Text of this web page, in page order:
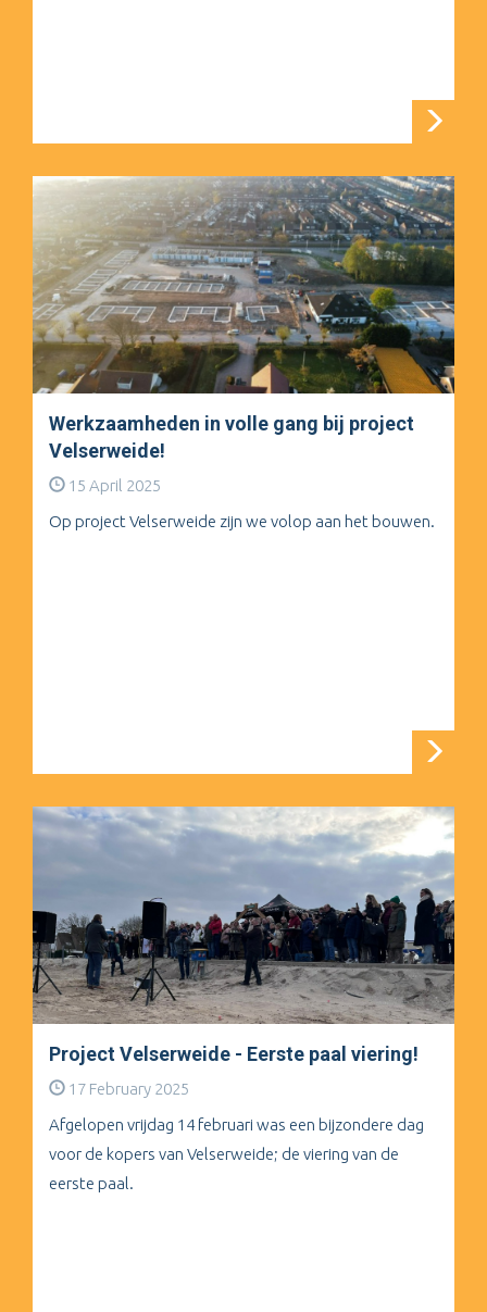
Werkzaamheden in volle gang bij project
Velserweide!
15 April 2025
Op project Velserweide zijn we volop aan het bouwen.
Project Velserweide - Eerste paal viering!
17 February 2025
Afgelopen vrijdag 14 februari was een bijzondere dag
voor de kopers van Velserweide; de viering van de
eerste paal.